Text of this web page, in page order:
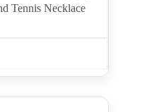
Tennis Necklace